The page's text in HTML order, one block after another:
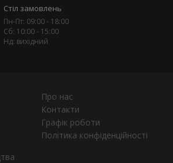
Стіл замовлень
Пн-Пт: 09:00 - 18:00
Сб: 10:00 - 15:00
Нд: вихідний
Про нас
Контакти
Графік роботи
Політика конфіденційності